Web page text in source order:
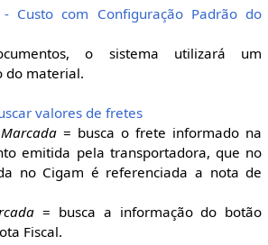
Custo com Configuração Padrão do
o sistema utilizará um
do material.
valores de fretes
Marcada= busca o frete informado na
emitida pela transportadora, que no
no Cigam é referenciada a nota de
= busca a informação do botão
Fiscal.